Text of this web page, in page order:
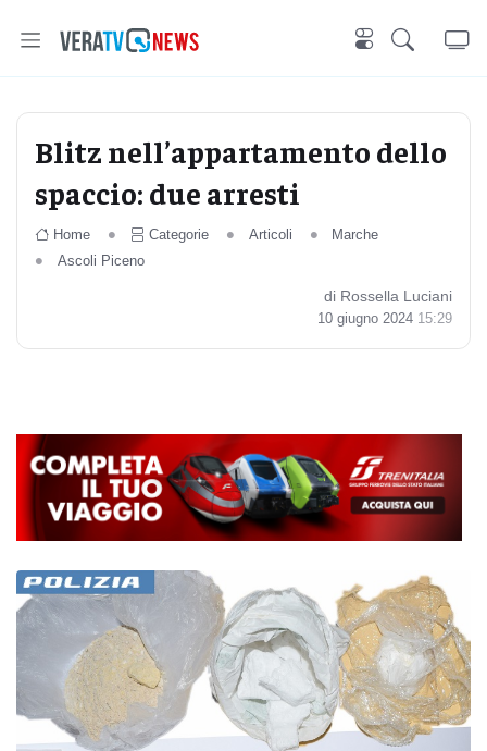
Blitz nell’appartamento dello
spaccio: due arresti
Home Categorie Articoli
Marche
Ascoli Piceno
di Rossella Luciani
10 giugno 2024 15:29